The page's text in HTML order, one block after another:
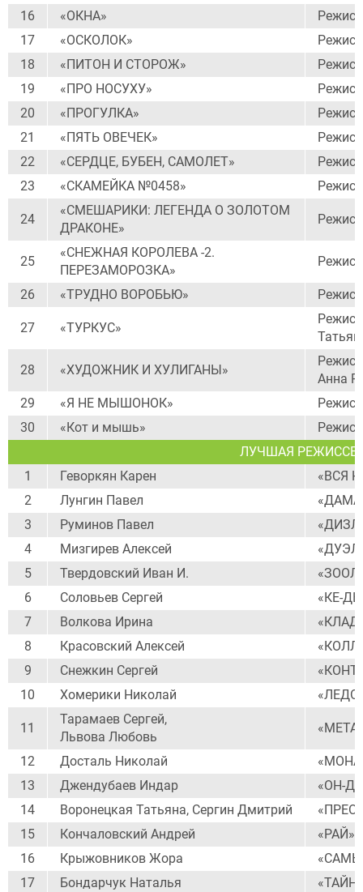
16 «ОКНА»
17
«ОСКОЛОК»
18
«ПИТОН И СТОРОЖ»
19
«ПРО НОСУХУ»
20
«ПРОГУЛКА»
21
«ПЯТЬ ОВЕЧЕК»
22
«СЕРДЦЕ, БУБЕН, САМОЛЕТ»
23
«СКАМЕЙКА №0458»
24
«СМЕШАРИКИ: ЛЕГЕНДА О ЗОЛОТОМ
ДРАКОНЕ»
25
«СНЕЖНАЯ КОРОЛЕВА -2.
ПЕРЕЗАМОРОЗКА»
26 «ТРУДНО ВОРОБЬЮ»
27 «ТУРКУС»
28 «ХУДОЖНИК И ХУЛИГАНЫ»
Анна
29
«Я НЕ МЫШОНОК»
30
«Кот и мышь»
ЛУЧШАЯ
1
Геворкян Карен
«ВСЯ
2
Лунгин Павел
3
Руминов Павел
4
Мизгирев Алексей
5
Твердовский Иван И.
6
Соловьев Сергей
«КЕ-
7
Волкова Ирина
8
Красовский Алексей
9
Снежкин Сергей
10
Хомерики Николай
11
Тарамаев Сергей,
Львова Любовь
12 Досталь Николай
13
Джендубаев Индар
«ОН-
14
Воронецкая Татьяна, Сергин Дмитрий
15
Кончаловский Андрей
«РАЙ»
16
Крыжовников Жора
17
Бондарчук Наталья